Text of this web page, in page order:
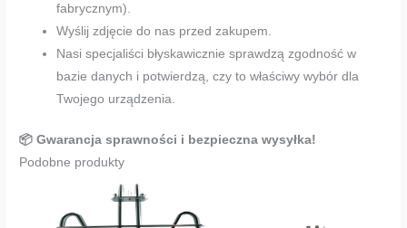
fabrycznym).
Wyślij zdjęcie do nas przed zakupem.
Nasi specjaliści błyskawicznie sprawdzą zgodność w
bazie danych i potwierdzą, czy to właściwy wybór dla
Twojego urządzenia.
📦 Gwarancja sprawności i bezpieczna wysyłka!
Podobne produkty